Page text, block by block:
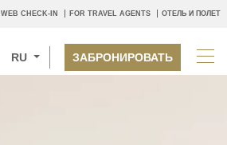
WEB CHECK-IN FOR TRAVEL AGENTS ОТЕЛЬ И ПОЛЕТ
RU ЗАБРОНИРОВАТЬ